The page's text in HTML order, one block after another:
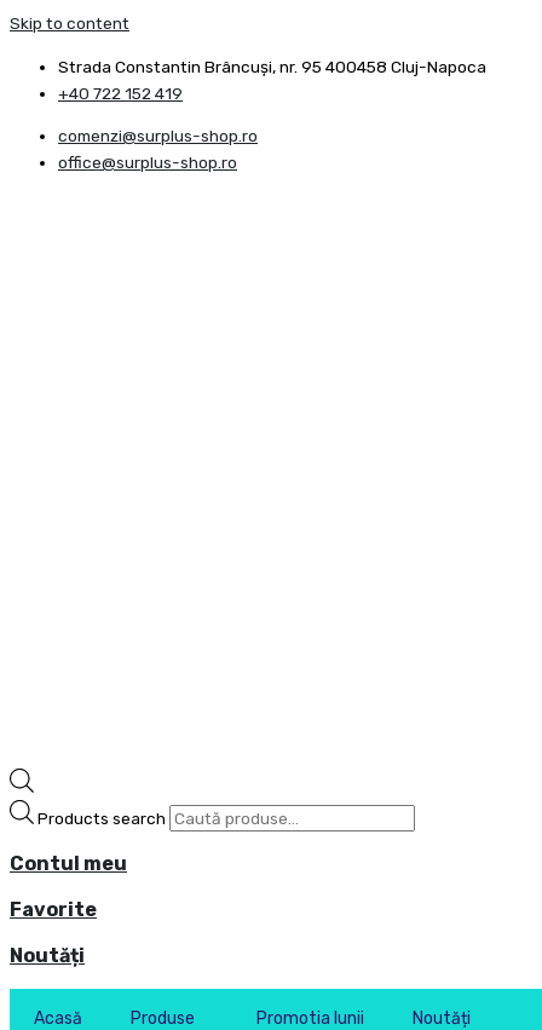
Skip to content
Strada Constantin Brâncuşi, nr. 95 400458 Cluj-Napoca
+40 722 152 419
comenzi@surplus-shop.ro
office@surplus-shop.ro
Products search
Contul meu
Favorite
Noutăți
Acasă Produse Promotia lunii Noutăți